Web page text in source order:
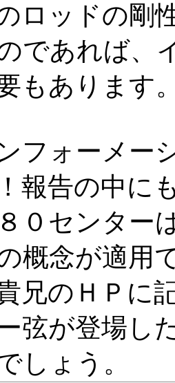
ロッドの剛
であれば、
もあります
フォーメー
報告の中に
０センター
概念が適用
兄のＨＰに
弦が登場し
しょう。